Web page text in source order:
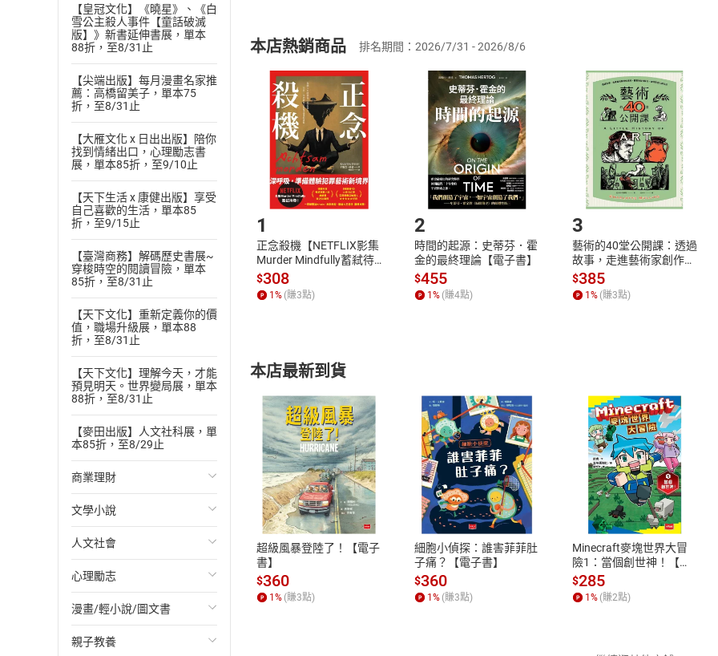
【皇冠文化】《曉星》、《白
雪公主殺人事件【童話破滅
版】》新書延伸書展，單本
88折，至8/31止
【尖端出版】每月漫畫名家推
薦：高橋留美子，單本75
折，至8/31止
【大雁文化 x 日出出版】陪你
找到情緒出口，心理勵志書
展，單本85折，至9/10止
【天下生活 x 康健出版】享受
自己喜歡的生活，單本85
折，至9/15止
【臺灣商務】解碼歷史書展~
穿梭時空的閱讀冒險，單本
85折，至8/31止
【天下文化】重新定義你的價
值，職場升級展，單本88
折，至8/31止
【天下文化】理解今天，才能
預見明天。世界變局展，單本
88折，至8/31止
【麥田出版】人文社科展，單
本85折，至8/29止
商業理財
投資理財
經濟/趨勢
財務/金融
管理/領導
職場工作術
文學小說
歐美文學
日本文學
韓國文學
華文文學
人文社會
國際關係
政治
社會科學
心理勵志
心靈成長/情緒
人際關係
漫畫/輕小說/圖文書
輕小說
親子教養
3.因時因位，做適當調整
4.無為才是大有為
5.一分為三令人喜悅
6.差不多是最高智慧
7.糊裡糊塗不糊塗，差不多不差太多
8.持經達變，權不離經
9.一定要合乎自然，該怎樣就怎樣
1.易經不全為卜筮的書
2.時也命也，盡人事聽天命
3.易經發展六階段
4.人文易：合德、合序、合吉凶
7.占卜是數的變化，沒有好壞
9.清明透視人生
1.人的責任：贊天地之化育，使地球更美好
2.易經以人為本，要明白為人的道理
3.道德是最高的信仰，因果報應愈來愈快
4.宗教指引人明白天道，中國以道化解宗教紛爭
5.在人群中圓滿自己
6.天理在良心，天良即天人合一
7.易經指引我們在情境中找出合乎天良的因應
8.大家憑良心、時時立公心、自己先力行
(二)消費者訂購本店鋪之商品即代表知悉本店鋪所銷售之商品為電子書，
且已下載/存取電子書，不得請求退貨退款。
退貨方式：您欲取消訂單或辦理退貨時，請登入樂天市場，並於「我的訂單
貨」，本店鋪將依您的申請進行審核，待審核通過後將為您辦理退款事宜。
請注意，樂天市場須以整筆訂單為單位進行取消/退貨，恕無法以單支商品取
挑選商品
Choose
放入購物車
Shopping cart
登入帳號
Login
購書後，如何開始使用？
Step1.選擇閱讀載具 Step2.登入
付款方式
ATM轉帳、信用卡、LINE PAY、AFTEE
退換貨規範
本店是否提供消費者保護法七日猶
之權利，遽消費者保護法及通訊交
除權合理例外情事適用準則，依商
質各有不同規定。詳細退換貨說明
照各商品說明。
本店熱銷商品 排名期間：2026/7/31 - 2026/8/6
1
正念殺機【NETFLIX影集
Murder Mindfully蓄弒待
發】【電子書】
$308
1 % (賺3點)
2
時間的起源：史蒂芬．霍
金的最終理論【電子書】
$455
1 % (賺4點)
3
藝術的40堂公開課：透過
故事，走進藝術家創作現
場，看藝術如何誕生、如
何形塑人類生活【電子
書】
$385
1 % (賺3點)
本店最新到貨
超級風暴登陸了！【電子
書】
$360
1 % (賺3點)
細胞小偵探：誰害菲菲肚
子痛？【電子書】
$360
1 % (賺3點)
Minecraft麥塊世界大冒
險1：當個創世神！【電
子書】
$285
1 % (賺2點)